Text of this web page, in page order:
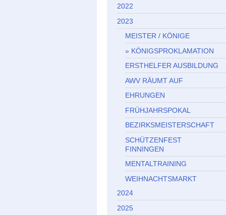
2022
2023
MEISTER / KÖNIGE
KÖNIGSPROKLAMATION
ERSTHELFER AUSBILDUNG
AWV RÄUMT AUF
EHRUNGEN
FRÜHJAHRSPOKAL
BEZIRKSMEISTERSCHAFT
SCHÜTZENFEST
FINNINGEN
MENTALTRAINING
WEIHNACHTSMARKT
2024
2025